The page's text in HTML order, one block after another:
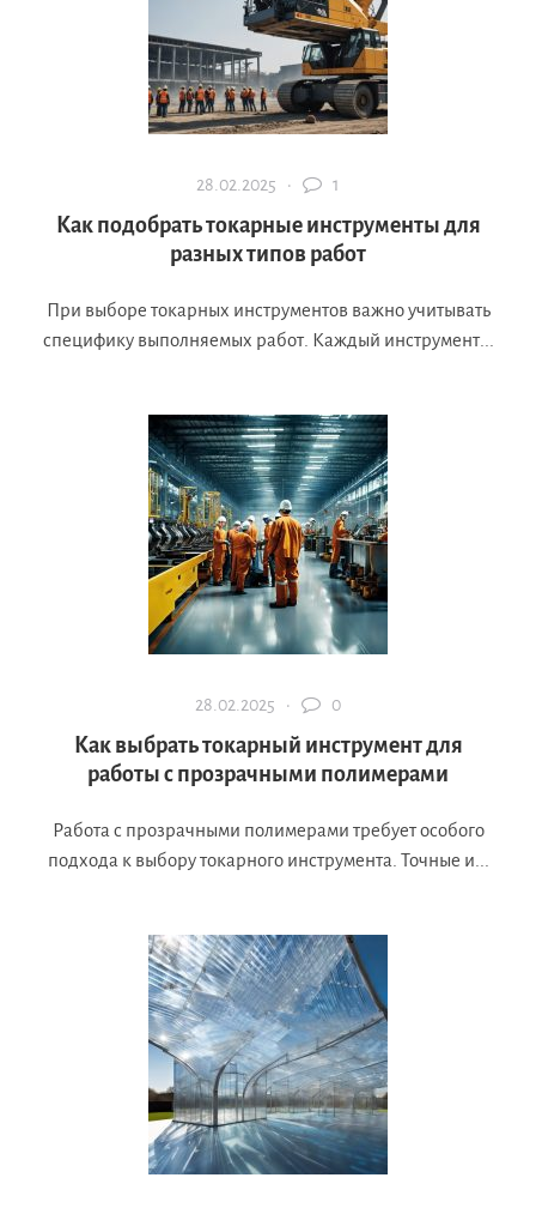
28.02.2025 · 1
Как подобрать токарные инструменты для
разных типов работ
При выборе токарных инструментов важно учитывать
специфику выполняемых работ. Каждый инструмент...
28.02.2025 · 0
Как выбрать токарный инструмент для
работы с прозрачными полимерами
Работа с прозрачными полимерами требует особого
подхода к выбору токарного инструмента. Точные и...